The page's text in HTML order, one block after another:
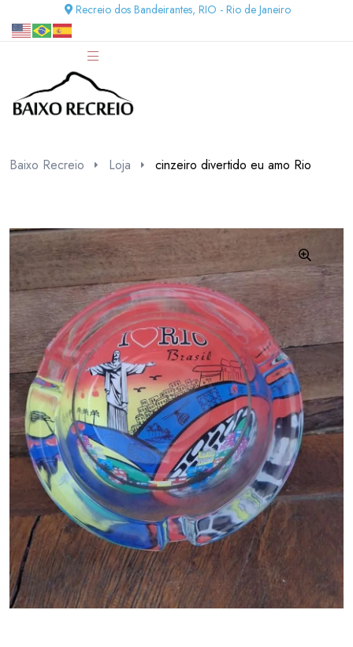
Recreio dos Bandeirantes, RIO - Rio de Janeiro
Baixo Recreio Loja cinzeiro divertido eu amo Rio